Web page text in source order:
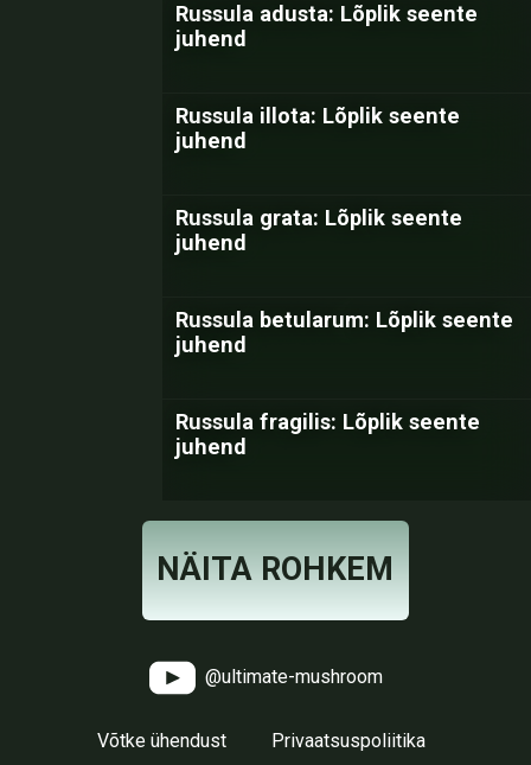
Russula adusta: Lõplik seente
juhend
Russula illota: Lõplik seente
juhend
Russula grata: Lõplik seente
juhend
Russula betularum: Lõplik seente
juhend
Russula fragilis: Lõplik seente
juhend
NÄITA ROHKEM
@ultimate-mushroom
Võtke ühendust Privaatsuspoliitika